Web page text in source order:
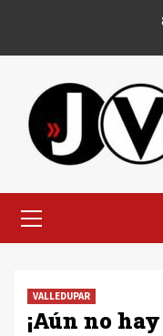
contenido
principal
VALLEDUPAR
¡Aún no